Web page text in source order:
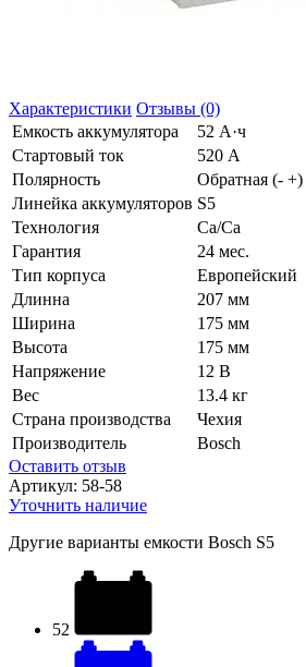
Характеристики Отзывы (0)
Емкость аккумулятора
52 А·ч
Стартовый ток
520 А
Полярность
Обратная (- +)
Линейка аккумуляторов S5
Технология
Ca/Ca
Гарантия
24 мес.
Тип корпуса
Европейский
Длинна
207 мм
Ширина
175 мм
Высота
175 мм
Напряжение
12 В
Вес
13.4 кг
Страна производства
Чехия
Производитель
Bosch
Оставить отзыв
Артикул: 58-58
Уточнить наличие
Другие варианты емкости Bosch S5
52